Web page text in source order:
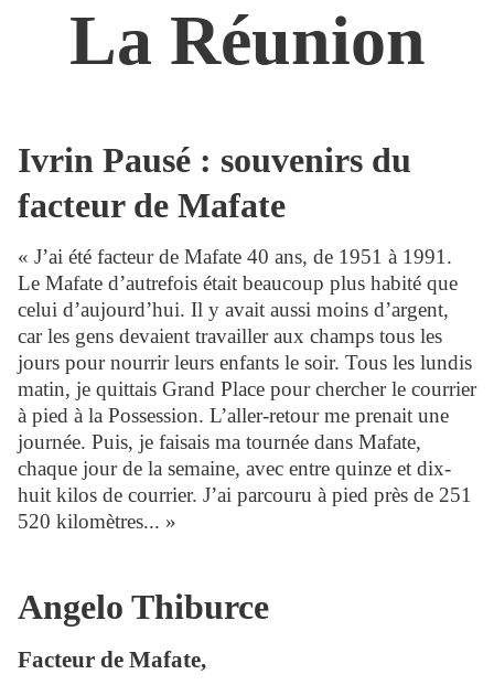
La Réunion
Ivrin Pausé : souvenirs du
facteur de Mafate
« J’ai été facteur de Mafate 40 ans, de 1951 à 1991.
Le Mafate d’autrefois était beaucoup plus habité que
celui d’aujourd’hui. Il y avait aussi moins d’argent,
car les gens devaient travailler aux champs tous les
jours pour nourrir leurs enfants le soir. Tous les lundis
matin, je quittais Grand Place pour chercher le courrier
à pied à la Possession. L’aller-retour me prenait une
journée. Puis, je faisais ma tournée dans Mafate,
chaque jour de la semaine, avec entre quinze et dix-
huit kilos de courrier. J’ai parcouru à pied près de 251
520 kilomètres... »
Angelo Thiburce
Facteur de Mafate,